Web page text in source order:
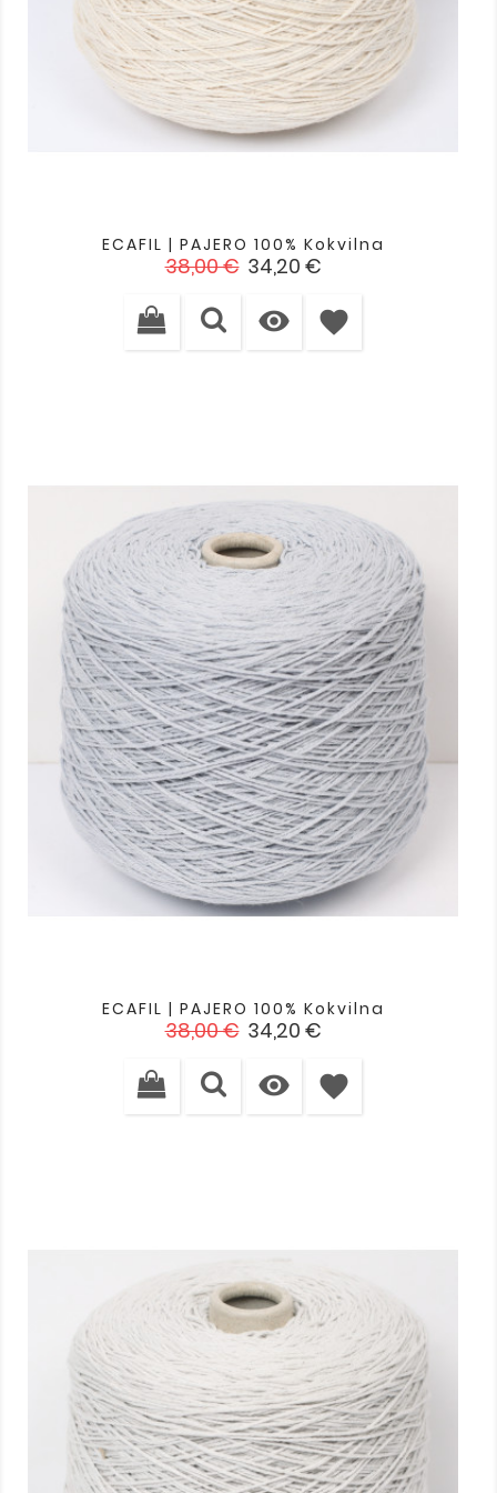
ECAFIL | PAJERO 100% Kokvilna
Standarta
38,00 € Cena
34,20 €
 favorite
ECAFIL | PAJERO 100% Kokvilna
Standarta
38,00 € Cena
34,20 €
 favorite